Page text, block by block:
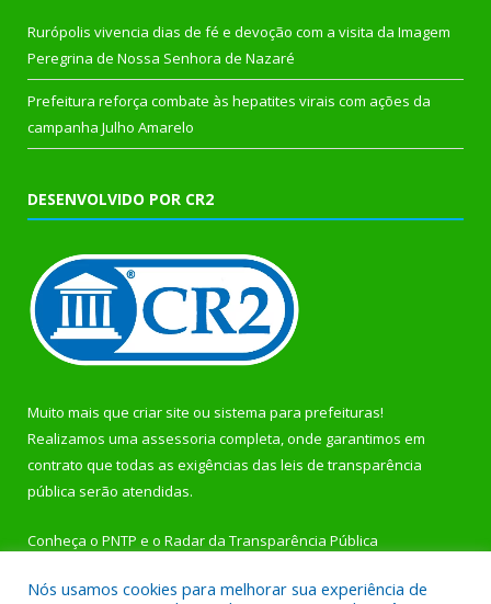
Rurópolis vivencia dias de fé e devoção com a visita da Imagem
Peregrina de Nossa Senhora de Nazaré
Prefeitura reforça combate às hepatites virais com ações da
campanha Julho Amarelo
DESENVOLVIDO POR CR2
Muito mais que criar site ou sistema para prefeituras!
Realizamos uma assessoria completa, onde garantimos em
contrato que todas as exigências das leis de transparência
pública serão atendidas.
Conheça o PNTP e o Radar da Transparência Pública
Nós usamos cookies para melhorar sua experiência de